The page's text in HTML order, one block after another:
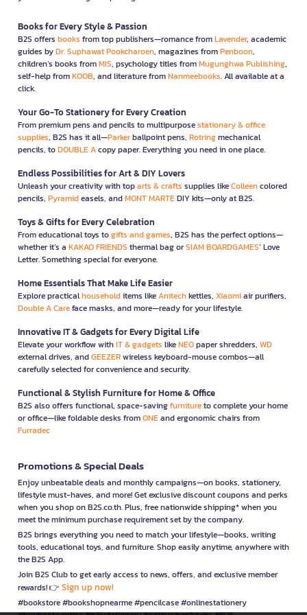
Books for Every Style & Passion
B2S offers books from top publishers—romance fromLavender, academic
guides byDr. Suphawat Pookcharoen, magazines fromPenboon,
children’s books fromMIS, psychology titles fromMugunghwa Publishing,
self-help fromKOOB, and literature fromNanmeebooks. All available at a
click.
Your Go-To Stationery for Every Creation
From premium pens and pencils to multipurposestationary & office
supplies, B2S has it all—Parkerballpoint pens, Rotringmechanical
pencils, toDOUBLE Acopy paper. Everything you need in one place.
Endless Possibilities for Art & DIY Lovers
Unleash your creativity with toparts & crafts supplies likeColleencolored
pencils, Pyramideasels, andMONT MARTEDIY kits—only at B2S.
Toys & Gifts for Every Celebration
From educational toys togifts and games, B2S has the perfect options—
whether it’s a KAKAO FRIENDS thermal bag orSIAM BOARDGAMES’ Love
Letter. Something special for everyone.
Home Essentials That Make Life Easier
Explore practicalhouseholditems likeAnitechkettles, Xiaomiair purifiers,
Double A Careface masks, and more—ready for your lifestyle.
Innovative IT & Gadgets for Every Digital Life
Elevate your workflow withIT & gadgets likeNEOpaper shredders, WD
external drives, andGEEZERwireless keyboard-mouse combos—all
carefully selected for convenience and security.
Functional & Stylish Furniture for Home & Office
B2S also offers functional, space-savingfurnitureto complete your home
or office—like foldable desks fromONEand ergonomic chairs from
Furradec
Promotions & Special Deals
Enjoy unbeatable deals and monthly campaigns—on books, stationery,
lifestyle must-haves, and more! Get exclusive discount coupons and perks
when you shop on B2S.co.th. Plus, free nationwide shipping* when you
meet the minimum purchase requirement set by the company.
B2S brings everything you need to match your lifestyle—books, writing
tools, educational toys, and furniture. Shop easily anytime, anywhere with
the B2S App.
Join B2S Club to get early access to news, offers, and exclusive member
rewards! 👉 Sign up now!
#bookstore #bookshopnearme #pencilcase #onlinestationery